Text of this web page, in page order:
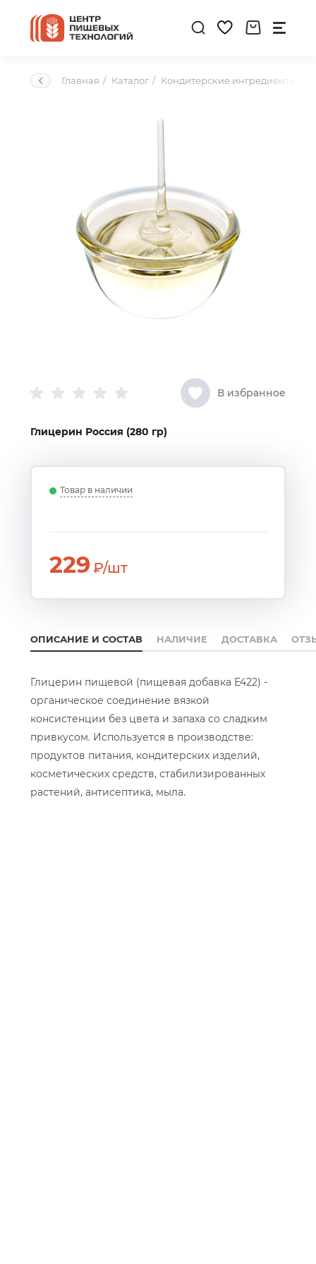
Главная Каталог Кондитерские ингредиенты
В избранное
Глицерин Россия (280 гр)
Товар в наличии
229₽/шт
ОПИСАНИЕ И СОСТАВ НАЛИЧИЕ ДОСТАВКА
Глицерин пищевой (пищевая добавка E422) -
органическое соединение вязкой
консистенции без цвета и запаха со сладким
привкусом. Используется в производстве:
продуктов питания, кондитерских изделий,
косметических средств, стабилизированных
растений, антисептика, мыла.